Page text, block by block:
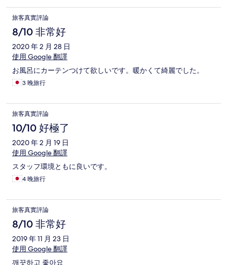
旅客真實評論
8/10 非常好
2020 年 2 月 28 日
使用 Google 翻譯
お風呂にカーテンつけて欲しいです。暖かくて綺麗でした。
3 晚旅行
旅客真實評論
10/10 好極了
2020 年 2 月 19 日
使用 Google 翻譯
スタッフ環境ともに良いです。
4 晚旅行
旅客真實評論
8/10 非常好
2019 年 11 月 23 日
使用 Google 翻譯
깨끗하고 좋아요